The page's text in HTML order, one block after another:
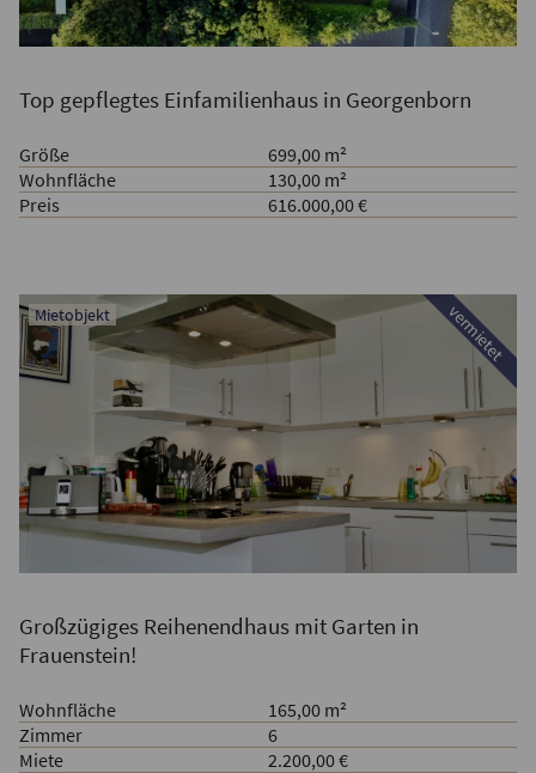
Top gepflegtes Einfamilienhaus in Georgenborn
Größe
699,00 m²
Wohnfläche
130,00 m²
Preis
616.000,00 €
Großzügiges Reihenendhaus mit Garten in
Frauenstein!
Wohnfläche
165,00 m²
Zimmer
6
Miete
2.200,00 €
Mietobjekt vermietet